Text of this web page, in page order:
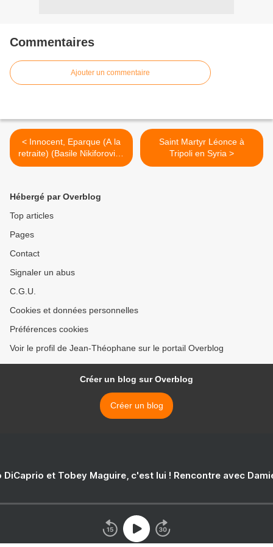
Commentaires
Ajouter un commentaire
< Innocent, Eparque (A la
retraite) (Basile Nikiforovich
Shestopalov)
Saint Martyr Léonce à
Tripoli en Syria >
Hébergé par Overblog
Top articles
Pages
Contact
Signaler un abus
C.G.U.
Cookies et données personnelles
Préférences cookies
Voir le profil de Jean-Théophane sur le portail Overblog
Créer un blog sur Overblog
Créer un blog
DiCaprio et Tobey Maguire, c'est lui ! Rencontre avec